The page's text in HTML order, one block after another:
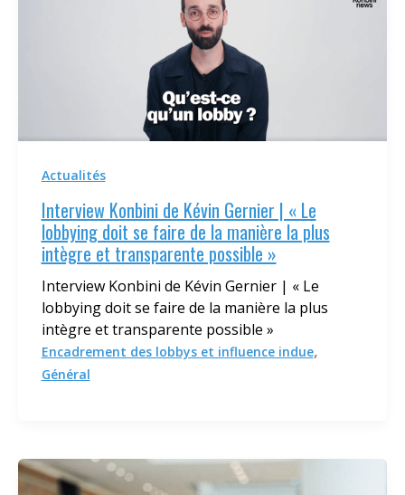
Actualités
Interview Konbini de Kévin Gernier | « Le
lobbying doit se faire de la manière la plus
intègre et transparente possible »
Interview Konbini de Kévin Gernier | « Le
lobbying doit se faire de la manière la plus
intègre et transparente possible »
Encadrement des lobbys et influence indue,
Général